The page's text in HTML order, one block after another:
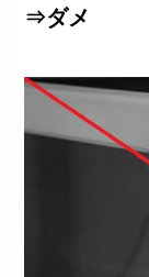
⇒ダメ